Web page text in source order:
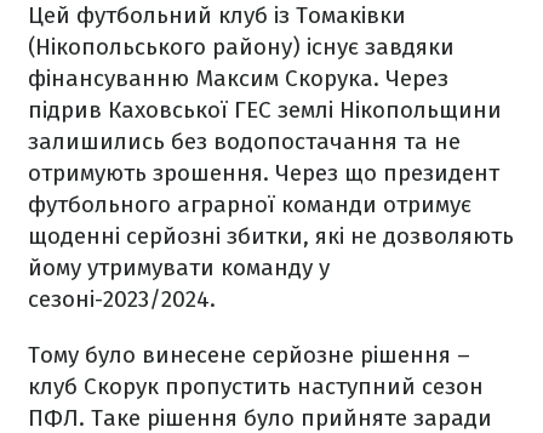
Цей футбольний клуб із Томаківки
(Нікопольського району) існує завдяки
фінансуванню Максим Скорука. Через
підрив Каховської ГЕС землі Нікопольщини
залишились без водопостачання та не
отримують зрошення. Через що президент
футбольного аграрної команди отримує
щоденні серйозні збитки, які не дозволяють
йому утримувати команду у
сезоні-2023/2024.
Тому було винесене серйозне рішення –
клуб Скорук пропустить наступний сезон
ПФЛ. Таке рішення було прийняте заради